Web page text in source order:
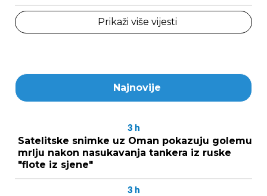
Prikaži više vijesti
Najnovije
3 h
Satelitske snimke uz Oman pokazuju golemu
mrlju nakon nasukavanja tankera iz ruske
"flote iz sjene"
3 h